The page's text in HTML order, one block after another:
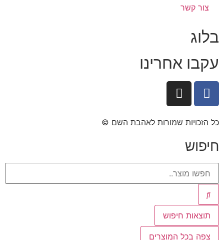
צור קשר
בלוג
עקבו אחרינו
כל הזכויות שמורות לאהבת השם ©​
חיפוש
תוצאות חיפוש
צפה בכל המוצרים